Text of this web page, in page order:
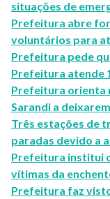
situações de
Prefeitura abre
voluntários para
Prefeitura pede
Prefeitura atende
Prefeitura orienta
Sarandi a
Três estações de
paradas devido a
Prefeitura institui
vítimas da
Prefeitura faz